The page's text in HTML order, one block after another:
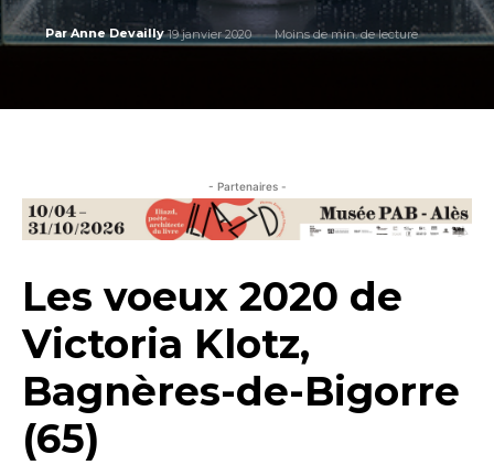
Par Anne Devailly 19 janvier 2020 Moins demin. de lecture
- Partenaires -
Les voeux 2020 de
Victoria Klotz,
Bagnères-de-Bigorre
(65)